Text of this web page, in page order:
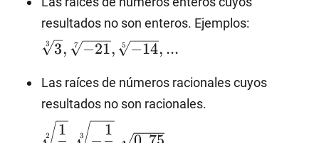
resultados no son enteros. Ejemplos:
{-14},...
3 3, 7 −21, 5 −14, ...
Las raíces de números racionales cuyos
resultados no son racionales.
2 1 3 1